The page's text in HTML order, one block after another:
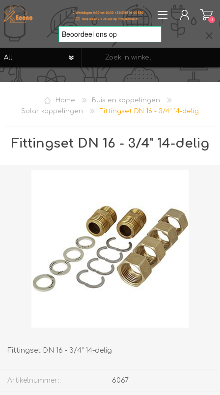
REGISTREREN
VERLANGLIJST
0
Home
Buis en koppelingen
Solar koppelingen
Fittingset DN 16 - 3/4" 14-delig
Fittingset DN 16 - 3/4" 14-delig
Fittingset DN 16 - 3/4" 14-delig
Artikelnummer:: 6067